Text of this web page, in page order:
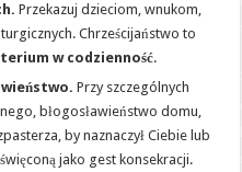
Przekazuj dzieciom, wnukom,
Chrześcijaństwo to
w codzienność.
Przy szczególnych
błogosławieństwo domu,
by naznaczył Ciebie lub
jako gest konsekracji.